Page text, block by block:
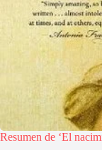
Resumen de ‘El